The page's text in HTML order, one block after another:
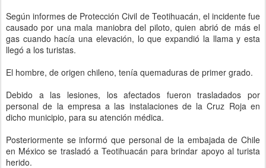
Según informes de Protección Civil de Teotihuacán, el incidente fue
causado por una mala maniobra del piloto, quien abrió de más el
gas cuando hacía una elevación, lo que expandió la llama y esta
llegó a los turistas.
El hombre, de origen chileno, tenía quemaduras de primer grado.
Debido a las lesiones, los afectados fueron trasladados por
personal de la empresa a las instalaciones de la Cruz Roja en
dicho municipio, para su atención médica.
Posteriormente se informó que personal de la embajada de Chile
en México se trasladó a Teotihuacán para brindar apoyo al turista
herido.